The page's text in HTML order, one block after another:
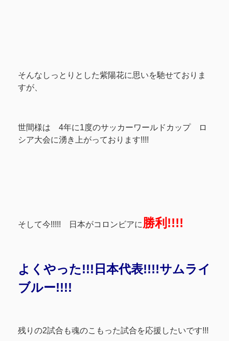
そんなしっとりとした紫陽花に思いを馳せておりま
すが、
世間様は 4年に1度のサッカーワールドカップ ロ
シア大会に湧き上がっております!!!!
そして今!!!!! 日本がコロンビアに 勝利!!!!
よくやった!!!日本代表!!!!サムライ
ブルー!!!!
残りの2試合も魂のこもった試合を応援したいです!!!